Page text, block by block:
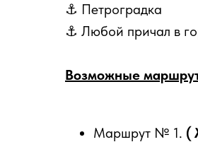
⚓ Петроградка
⚓ Любой причал в
Возможные
Маршрут № 1. (